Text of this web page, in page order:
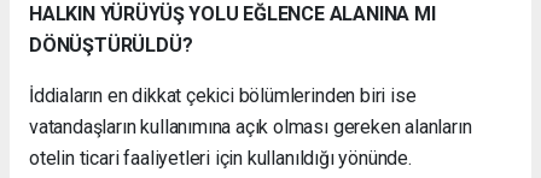
HALKIN YÜRÜYÜŞ YOLU EĞLENCE ALANINA MI
DÖNÜŞTÜRÜLDÜ?
İddiaların en dikkat çekici bölümlerinden biri ise
vatandaşların kullanımına açık olması gereken alanların
otelin ticari faaliyetleri için kullanıldığı yönünde.